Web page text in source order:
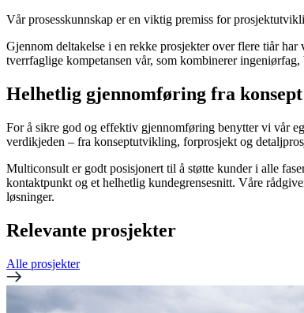
Vår prosesskunnskap er en viktig premiss for
Gjennom deltakelse i en rekke prosjekter over flere tiår
tverrfaglige kompetansen vår, som kombinerer
Helhetlig gjennomføring fra
For å sikre god og effektiv gjennomføring benytter vi vår
verdikjeden – fra konseptutvikling, forprosjekt og
Multiconsult er godt posisjonert til å støtte kunder i alle
kontaktpunkt og et helhetlig kundegrensesnitt. Våre
løsninger.
Relevante prosjekter
Alle prosjekter